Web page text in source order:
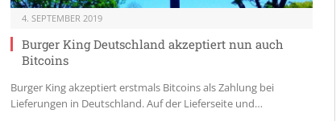
4. SEPTEMBER 2019
Burger King Deutschland akzeptiert nun auch
Bitcoins
Burger King akzeptiert erstmals Bitcoins als Zahlung bei
Lieferungen in Deutschland. Auf der Lieferseite und…